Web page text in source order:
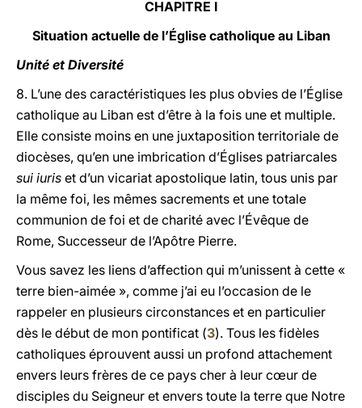
CHAPITRE I
Situation actuelle de l’Église catholique au Liban
Unité et Diversité
8. L’une des caractéristiques les plus obvies de l’Église
catholique au Liban est d’être à la fois une et multiple.
Elle consiste moins en une juxtaposition territoriale de
diocèses, qu’en une imbrication d’Églises patriarcales
sui iuris et d’un vicariat apostolique latin, tous unis par
la même foi, les mêmes sacrements et une totale
communion de foi et de charité avec l’Évêque de
Rome, Successeur de l’Apôtre Pierre.
Vous savez les liens d’affection qui m’unissent à cette «
terre bien-aimée », comme j’ai eu l’occasion de le
rappeler en plusieurs circonstances et en particulier
dès le début de mon pontificat (3). Tous les fidèles
catholiques éprouvent aussi un profond attachement
envers leurs frères de ce pays cher à leur cœur de
disciples du Seigneur et envers toute la terre que Notre